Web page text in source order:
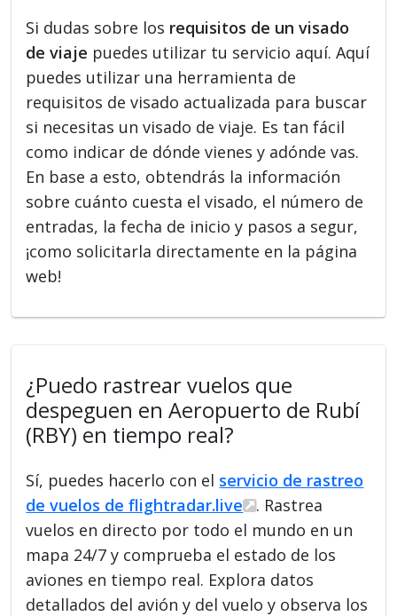
Si dudas sobre los requisitos de un visado
de viaje puedes utilizar tu servicio aquí. Aquí
puedes utilizar una herramienta de
requisitos de visado actualizada para buscar
si necesitas un visado de viaje. Es tan fácil
como indicar de dónde vienes y adónde vas.
En base a esto, obtendrás la información
sobre cuánto cuesta el visado, el número de
entradas, la fecha de inicio y pasos a segur,
¡como solicitarla directamente en la página
web!
¿Puedo rastrear vuelos que
despeguen en Aeropuerto de Rubí
(RBY) en tiempo real?
Sí, puedes hacerlo con el servicio de rastreo
de vuelos de flightradar.live
. Rastrea
vuelos en directo por todo el mundo en un
mapa 24/7 y comprueba el estado de los
aviones en tiempo real. Explora datos
detallados del avión y del vuelo y observa los